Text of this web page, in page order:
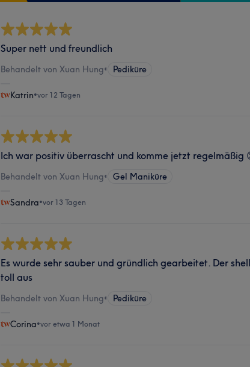
Super nett und freundlich
Behandelt von Xuan Hung• Pediküre
Katrin•vor 12 Tagen
Ich war positiv überrascht und komme jetzt regelmäßig
Behandelt von Xuan Hung• Gel Maniküre
Sandra•vor 13 Tagen
Es wurde sehr sauber und gründlich gearbeitet. Der
toll aus
Behandelt von Xuan Hung• Pediküre
Corina•vor etwa 1 Monat